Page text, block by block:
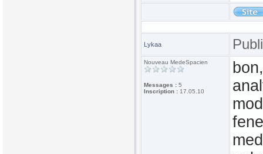
Lykaa
Nouveau MedeSpacien
Messages : 5
Inscription : 17.05.10